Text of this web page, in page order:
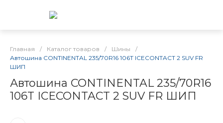
Главная / Каталог товаров / Шины
/
Автошина CONTINENTAL 235/70R16 106T ICECONTACT 2 SUV FR
ШИП
Автошина CONTINENTAL 235/70R16
106T ICECONTACT 2 SUV FR ШИП